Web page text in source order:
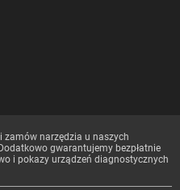
narzędzia u naszych
gwarantujemy bezpłatnie
i pokazy urządzeń diagnostycznych